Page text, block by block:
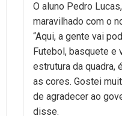
O aluno Pedro
maravilhado com o
“Aqui, a gente vai
Futebol, basquete e
estrutura da quadra,
as cores. Gostei
de agradecer ao
disse.